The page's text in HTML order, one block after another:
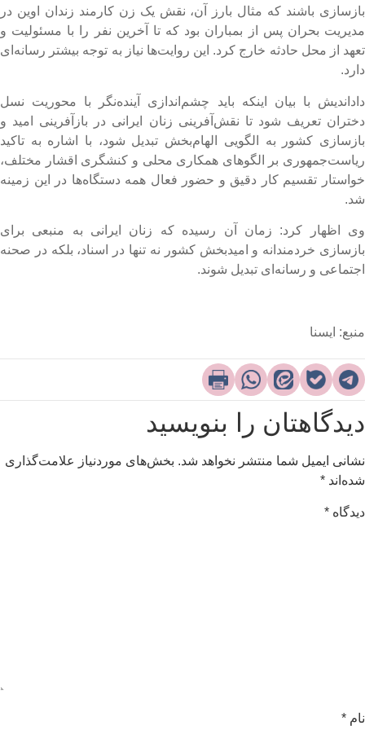
باشند که مثال بارز آن، نقش یک زن کارمند زندان اوین در
بحران پس از بمباران بود که تا آخرین نفر را با مسئولیت و
از محل حادثه خارج کرد. این روایت‌ها نیاز به توجه بیشتر رسانه‌ای
با بیان اینکه باید چشم‌اندازی آینده‌نگر با محوریت نسل
تعریف شود تا نقش‌آفرینی زنان ایرانی در بازآفرینی امید و
کشور به الگویی الهام‌بخش تبدیل شود، با اشاره به تاکید
بر الگوهای همکاری محلی و کنشگری اقشار مختلف،
تقسیم کار دقیق و حضور فعال همه دستگاه‌ها در این زمینه
اظهار کرد: زمان آن رسیده که زنان ایرانی به منبعی برای
خردمندانه و امیدبخش کشور نه تنها در اسناد، بلکه در صحنه
و رسانه‌ای تبدیل شوند.
ایسنا
را بنویسید
ایمیل شما منتشر نخواهد شد. بخش‌های موردنیاز علامت‌گذاری
*
*
*